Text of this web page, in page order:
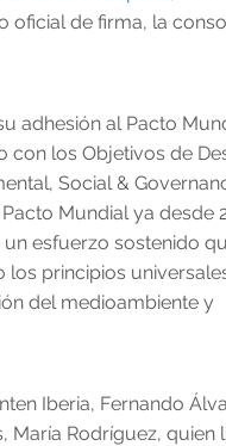
oficial de firma, la
adhesión al Pacto
con los Objetivos de
Social &
Mundial ya desde
esfuerzo sostenido
principios
del medioambiente y
Iberia, Fernando
María Rodríguez, quien